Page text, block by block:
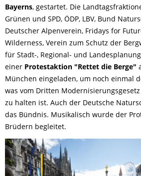
Bayerns, gestartet. Die
Grünen und SPD, ÖDP, LBV, Bund
Deutscher Alpenverein, Fridays for
Wilderness, Verein zum Schutz der
für Stadt-, Regional- und Landesplanung
einer Protestaktion "Rettet die Berge"
München eingeladen, um noch einmal
was vom Dritten
zu halten ist. Auch der Deutsche
das Bündnis. Musikalisch wurde der
Brüdern begleitet.